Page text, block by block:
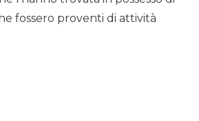
fossero proventi di attività